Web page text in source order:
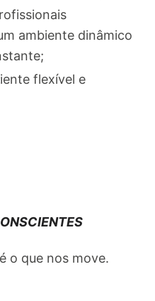
ambiente dinâmico
flexível e
o que nos move.